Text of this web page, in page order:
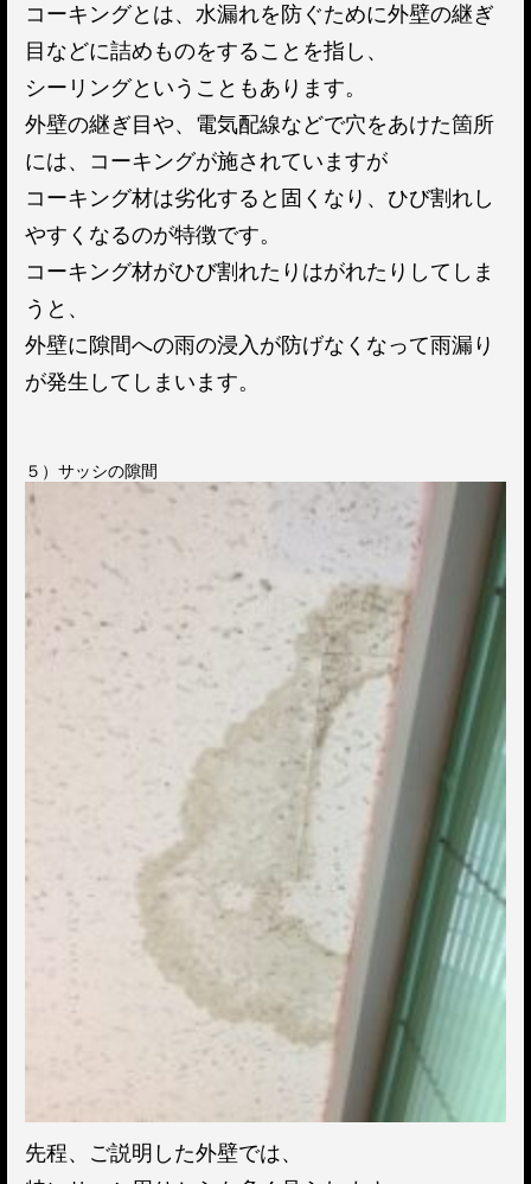
コーキングとは、水漏れを防ぐために外壁の継ぎ
目などに詰めものをすることを指し、
シーリングということもあります。
外壁の継ぎ目や、電気配線などで穴をあけた箇所
には、コーキングが施されていますが
コーキング材は劣化すると固くなり、ひび割れし
やすくなるのが特徴です。
コーキング材がひび割れたりはがれたりしてしま
うと、
外壁に隙間への雨の浸入が防げなくなって雨漏り
が発生してしまいます。
５）サッシの隙間
先程、ご説明した外壁では、